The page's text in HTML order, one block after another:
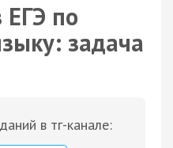
по
задача
в тг-канале: